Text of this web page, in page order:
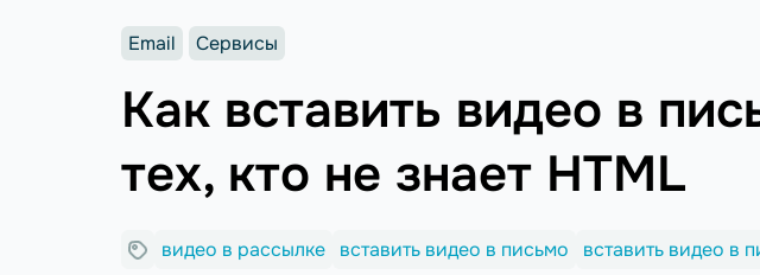
Email Сервисы
Как вставить видео в
тех, кто не знает HTML
видео в рассылке вставить видео в письмо вставить видео в